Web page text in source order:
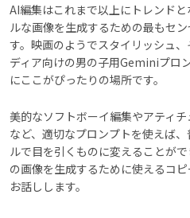
AI編集はこれまで以上にトレンド
ルな画像を生成するための最もセ
す。映画のようでスタイリッシュ
ディア向けの男の子用Geminiプロ
にここがぴったりの場所です。
美的なソフトボーイ編集やアティ
など、適切なプロンプトを使えば
ルで目を引くものに変えることが
の画像を生成するために使えるコ
お話しします。